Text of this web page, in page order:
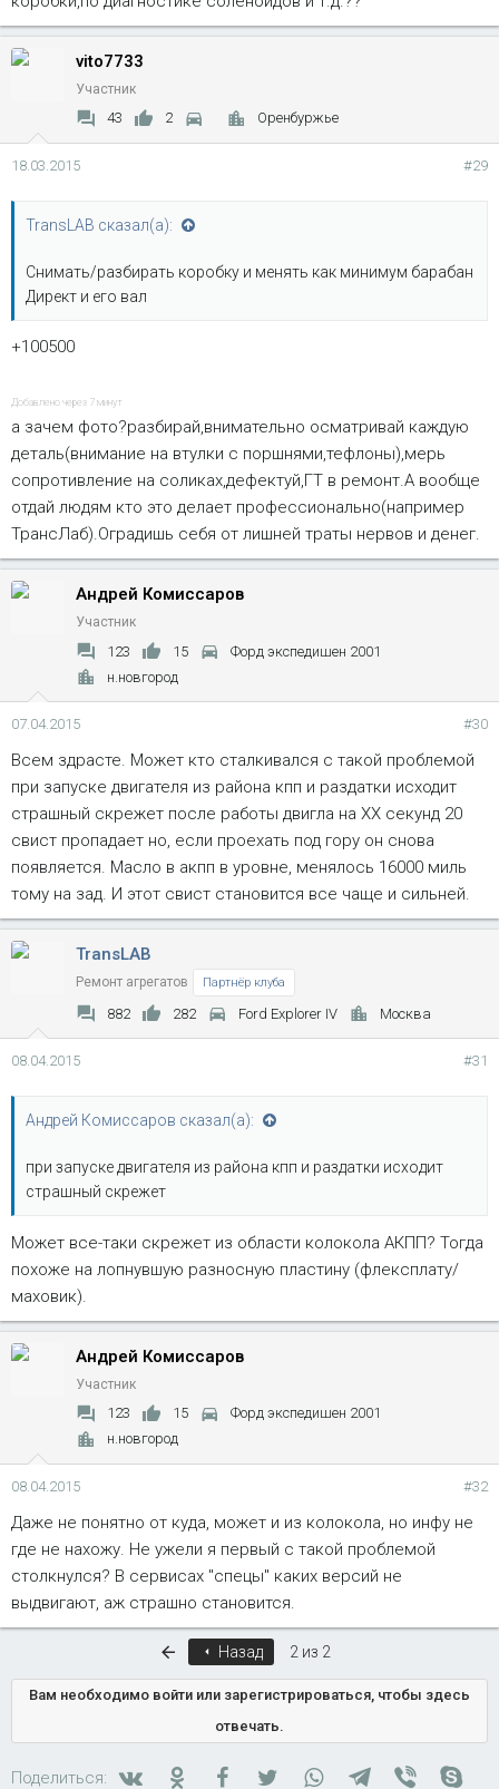
vito7733
Участник
43 2 Оренбуржье
18.03.2015 #29
TransLAB сказал(а):
Снимать/разбирать коробку и менять как минимум барабан
Директ и его вал
+100500
Добавлено через 7 минут
а зачем фото?разбирай,внимательно осматривай каждую
деталь(внимание на втулки с поршнями,тефлоны),мерь
сопротивление на соликах,дефектуй,ГТ в ремонт.А вообще
отдай людям кто это делает профессионально(например
ТрансЛаб).Оградишь себя от лишней траты нервов и денег.
Андрей Комиссаров
Участник
123 15
Форд экспедишен 2001
н.новгород
07.04.2015 #30
Всем здрасте. Может кто сталкивался с такой проблемой
при запуске двигателя из района кпп и раздатки исходит
страшный скрежет после работы двигла на ХХ секунд 20
свист пропадает но, если проехать под гору он снова
появляется. Масло в акпп в уровне, менялось 16000 миль
тому на зад. И этот свист становится все чаще и сильней.
TransLAB
Ремонт агрегатов Партнёр клуба
882 282 Ford Explorer IV Москва
08.04.2015 #31
Андрей Комиссаров сказал(а):
при запуске двигателя из района кпп и раздатки исходит
страшный скрежет
Может все-таки скрежет из области колокола АКПП? Тогда
похоже на лопнувшую разносную пластину (флексплату/
маховик).
Андрей Комиссаров
Участник
123 15
Форд экспедишен 2001
н.новгород
08.04.2015 #32
Даже не понятно от куда, может и из колокола, но инфу не
где не нахожу. Не ужели я первый с такой проблемой
столкнулся? В сервисах "спецы" каких версий не
выдвигают, аж страшно становится.
ПервыйНазад 2 из 2
Вам необходимо войти или зарегистрироваться, чтобы здесь
отвечать.
Поделиться: ВконтактеОдноклассники
FacebookTwitterWhatsAppTelegram
Viber